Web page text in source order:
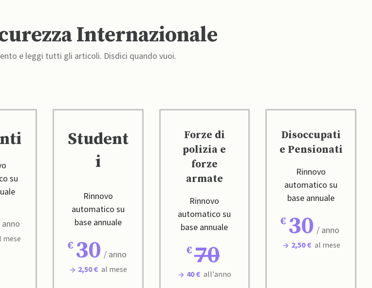
Internazionale
e leggi tutti gli articoli. Disdici quando vuoi.
su
anno
mese
Student
i
Rinnovo
automatico su
base annuale
30 / anno
2,50 € al mese
Forze di
polizia e
forze
armate
Rinnovo
automatico su
base annuale
70
40 € all'anno
Disoccupati
e Pensionati
Rinnovo
automatico su
base annuale
30 / anno
2,50 € al mese